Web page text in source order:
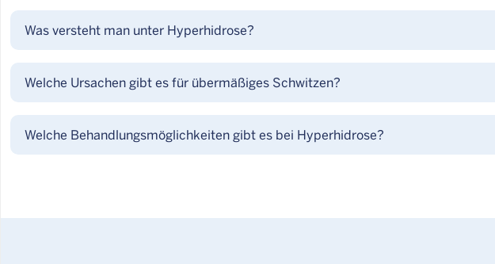
Was versteht man unter Hyperhidrose?
Welche Ursachen gibt es für übermäßiges Schwitzen?
Welche Behandlungsmöglichkeiten gibt es bei Hyperhidrose?